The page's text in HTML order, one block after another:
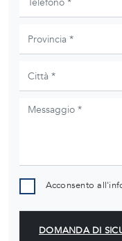
Acconsento
DOMANDA DI